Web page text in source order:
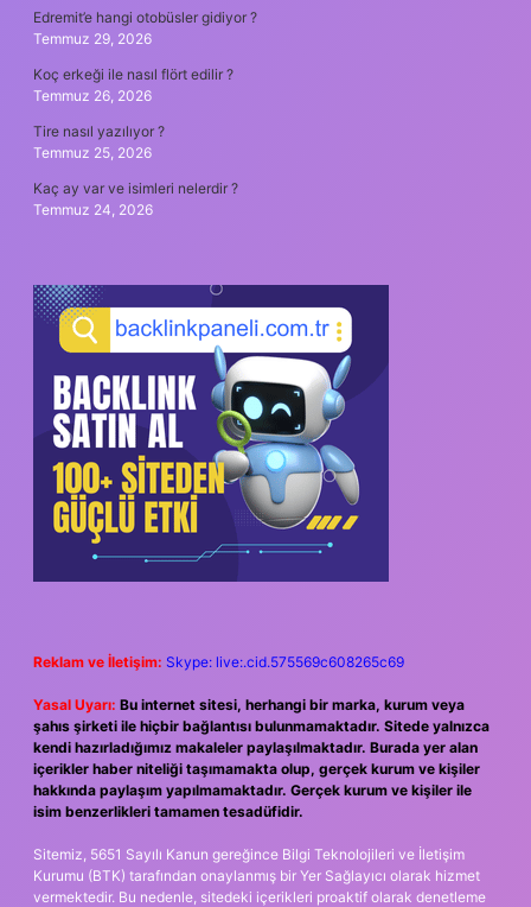
Edremit’e hangi otobüsler gidiyor ?
Temmuz 29, 2026
Koç erkeği ile nasıl flört edilir ?
Temmuz 26, 2026
Tire nasıl yazılıyor ?
Temmuz 25, 2026
Kaç ay var ve isimleri nelerdir ?
Temmuz 24, 2026
Reklam ve İletişim: Skype: live:.cid.575569c608265c69
Yasal Uyarı: Bu internet sitesi, herhangi bir marka, kurum veya
şahıs şirketi ile hiçbir bağlantısı bulunmamaktadır. Sitede yalnızca
kendi hazırladığımız makaleler paylaşılmaktadır. Burada yer alan
içerikler haber niteliği taşımamakta olup, gerçek kurum ve kişiler
hakkında paylaşım yapılmamaktadır. Gerçek kurum ve kişiler ile
isim benzerlikleri tamamen tesadüfidir.
Sitemiz, 5651 Sayılı Kanun gereğince Bilgi Teknolojileri ve İletişim
Kurumu (BTK) tarafından onaylanmış bir Yer Sağlayıcı olarak hizmet
vermektedir. Bu nedenle, sitedeki içerikleri proaktif olarak denetleme